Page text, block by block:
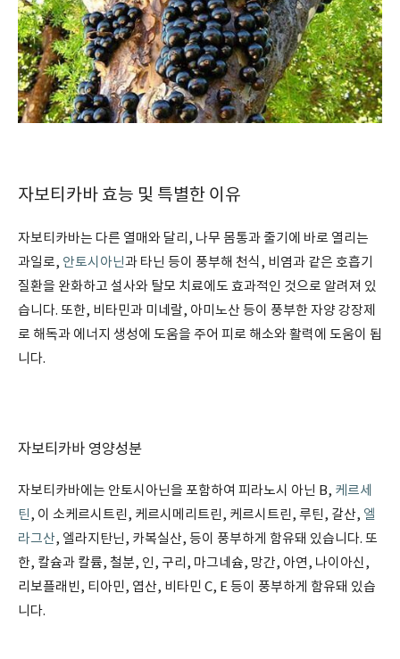
자보티카바 효능 및 특별한 이유
자보티카바는 다른 열매와 달리, 나무 몸통과 줄기에 바로 열리는
과일로, 안토시아닌과 타닌 등이 풍부해 천식, 비염과 같은 호흡기
질환을 완화하고 설사와 탈모 치료에도 효과적인 것으로 알려져 있
습니다. 또한, 비타민과 미네랄, 아미노산 등이 풍부한 자양 강장제
로 해독과 에너지 생성에 도움을 주어 피로 해소와 활력에 도움이 됩
니다.
자보티카바 영양성분
자보티카바에는 안토시아닌을 포함하여 피라노시 아닌 B, 케르세
틴, 이 소케르시트린, 케르시메리트린, 케르시트린, 루틴, 갈산, 엘
라그산, 엘라지탄닌, 카복실산, 등이 풍부하게 함유돼 있습니다. 또
한, 칼슘과 칼륨, 철분, 인, 구리, 마그네슘, 망간, 아연, 나이아신,
리보플래빈, 티아민, 엽산, 비타민 C, E 등이 풍부하게 함유돼 있습
니다.